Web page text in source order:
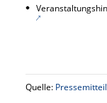
Quelle: